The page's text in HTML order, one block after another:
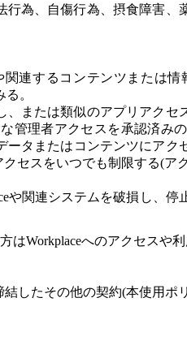
為、自傷行為、摂食障害
連するコンテンツまたは
。
または類似のアプリアク
理者アクセスを承認済み
タまたはコンテンツにア
セスをいつでも制限する(
関連システムを破損し、
Workplaceへのアクセスや利
したその他の契約(本使用